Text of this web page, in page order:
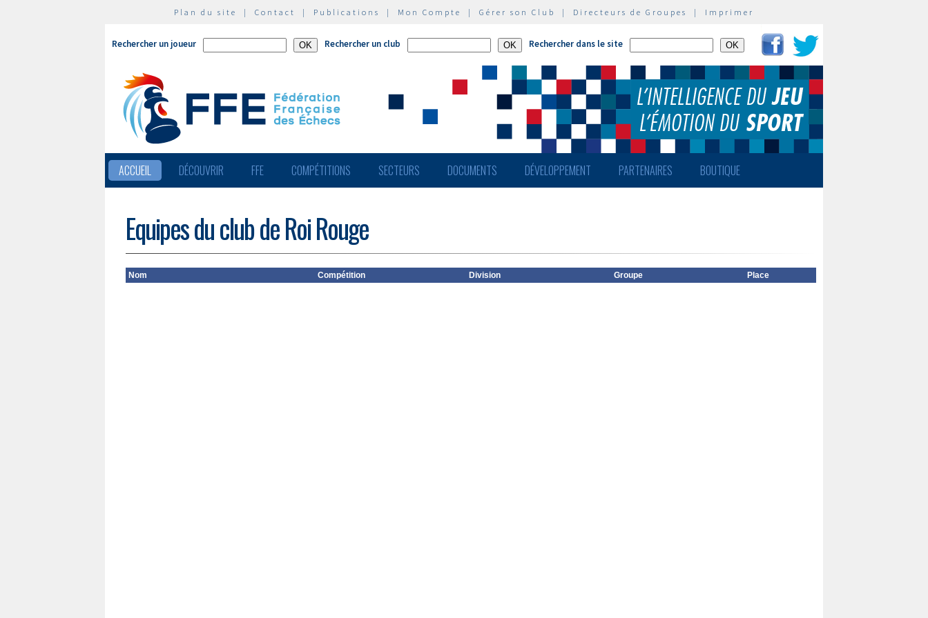
Plan du site | Contact | Publications | Mon Compte | Gérer son Club | Directeurs de Groupes | Imprimer
Rechercher un joueur Rechercher un club Rechercher dans le site
ACCUEIL DÉCOUVRIR FFE COMPÉTITIONS SECTEURS DOCUMENTS DÉVELOPPEMENT PARTENAIRES BOUTIQUE
Equipes du club de Roi Rouge
Nom Compétition Division Groupe Place